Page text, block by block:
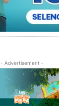
- Advertisement -